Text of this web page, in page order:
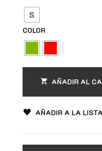
S
COLOR
AÑADIR AL
AÑADIR A LA